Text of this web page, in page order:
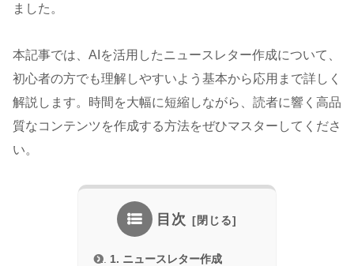
ました。
本記事では、AIを活用したニュースレター作成について、
初心者の方でも理解しやすいよう基本から応用まで詳しく
解説します。時間を大幅に短縮しながら、読者に響く高品
質なコンテンツを作成する方法をぜひマスターしてくださ
い。
目次
1. ニュースレター作成